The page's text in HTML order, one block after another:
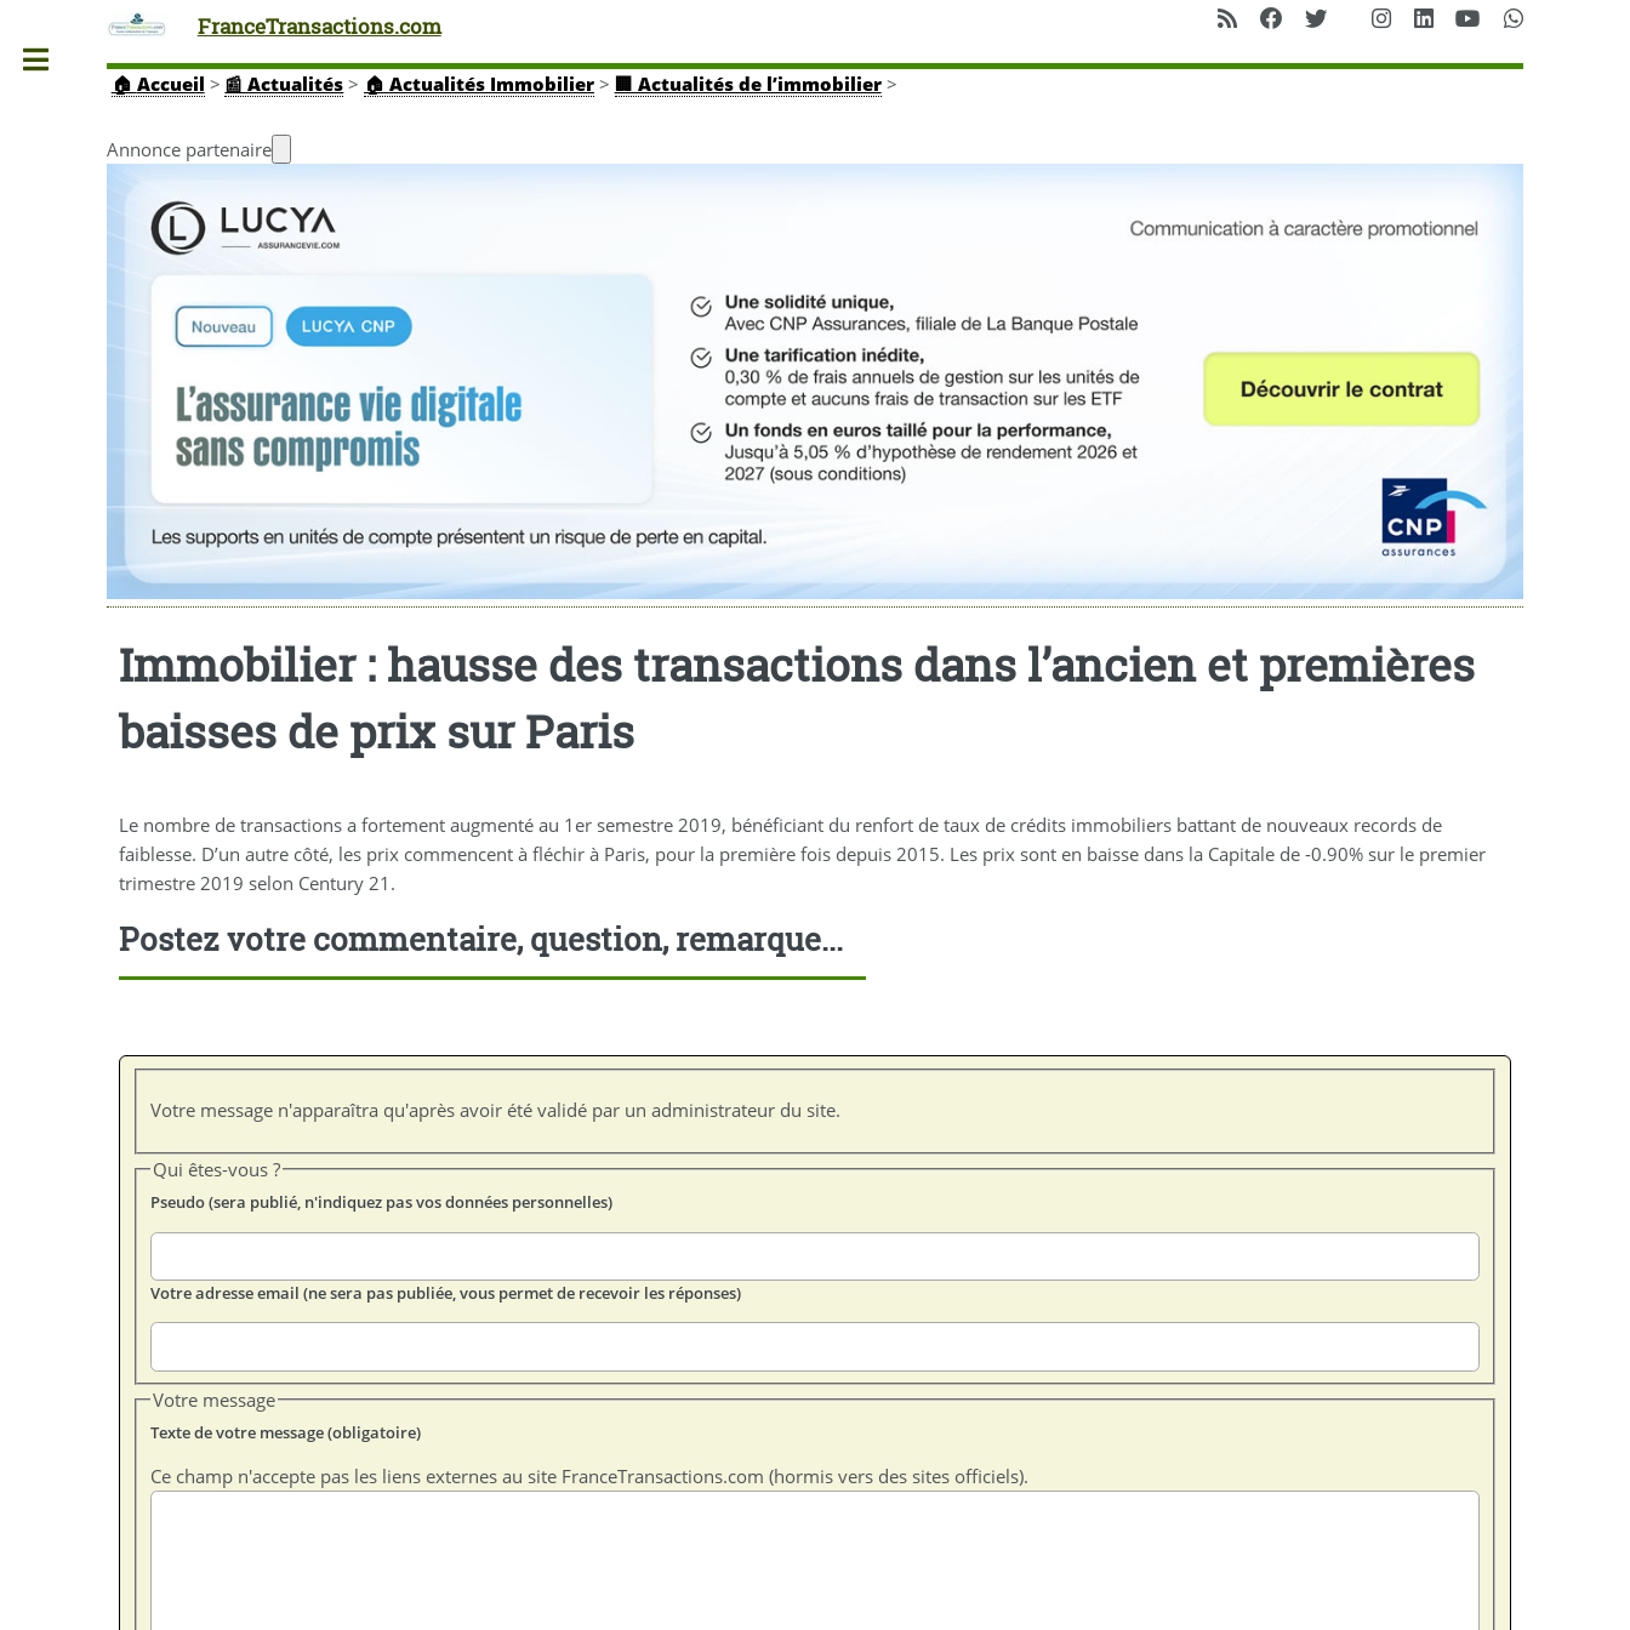
FranceTransactions.com
🏠 Accueil > 📰 Actualités > 🏠 Actualités Immobilier> 🏢 Actualités de l’immobilier>
Annonce partenaire
Immobilier : hausse des transactions dans l’ancien et premières
baisses de prix sur Paris
Le nombre de transactions a fortement augmenté au 1er semestre 2019, bénéficiant du renfort de taux de crédits immobiliers battant de nouveaux records de
faiblesse. D’un autre côté, les prix commencent à fléchir à Paris, pour la première fois depuis 2015. Les prix sont en baisse dans la Capitale de -0.90% sur le premier
trimestre 2019 selon Century 21.
Postez votre commentaire, question, remarque...
Votre message n'apparaîtra qu'après avoir été validé par un administrateur du site.
Qui êtes-vous ?
Pseudo (sera publié, n'indiquez pas vos données personnelles)
Votre adresse email (ne sera pas publiée, vous permet de recevoir les réponses)
Votre message
Texte de votre message (obligatoire)
Ce champ n'accepte pas les liens externes au site FranceTransactions.com (hormis vers des sites officiels).
Toggle